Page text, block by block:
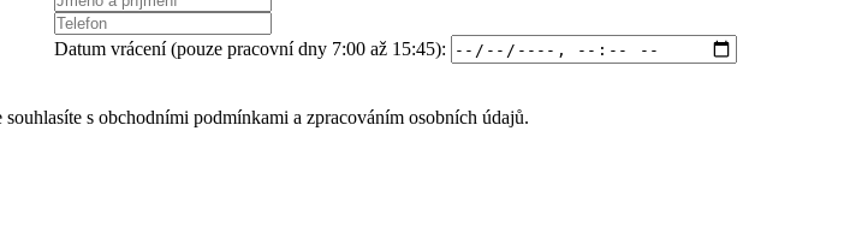
Datum vrácení (pouze pracovní dny 7:00 až 15:45):
souhlasíte s obchodními podmínkami a zpracováním osobních údajů.